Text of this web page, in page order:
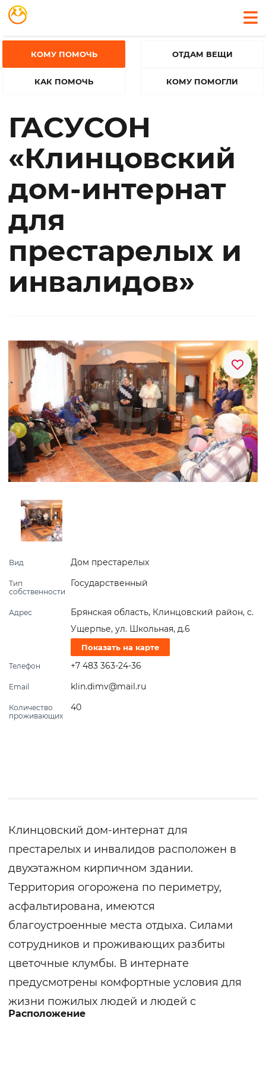
КОМУ ПОМОЧЬ
КАК ПОМОЧЬ
ОТДАМ ВЕЩИ
КОМУ ПОМОГЛИ
ГАСУСОН
«Клинцовский
дом-интернат
для
престарелых и
инвалидов»
Вид Дом престарелых
Тип
собственности
Государственный
Адрес
Брянская область, Клинцовский район, с.
Ущерпье, ул. Школьная, д.6
Показать на карте
Телефон +7 483 363-24-36
Email klin.dimv@mail.ru
Количество
проживающих
40
Клинцовский дом-интернат для
престарелых и инвалидов расположен в
двухэтажном кирпичном здании.
Территория огорожена по периметру,
асфальтирована, имеются
благоустроенные места отдыха. Силами
сотрудников и проживающих разбиты
цветочные клумбы. В интернате
предусмотрены комфортные условия для
жизни пожилых людей и людей с
ограниченными возможностями: уютные
Расположение